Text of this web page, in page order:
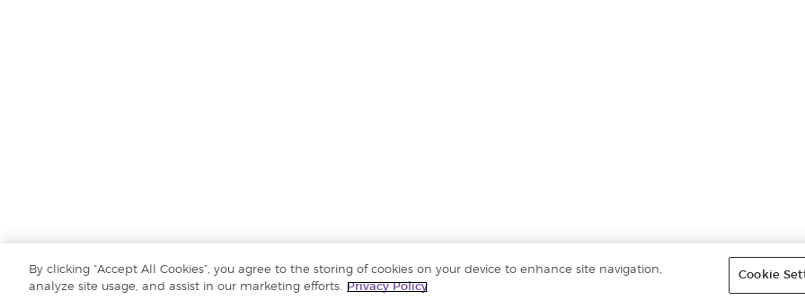
Copyright © 2018 Young Living Essential Oils. Todos los derechos reservados. |
By clicking “Accept All Cookies”, you agree to the storing of cookies on your device to enhance site navigation,
analyze site usage, and assist in our marketing efforts.
Privacy Policy
Cookie